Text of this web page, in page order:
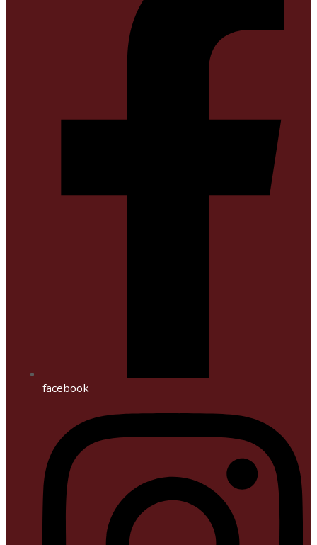
facebook